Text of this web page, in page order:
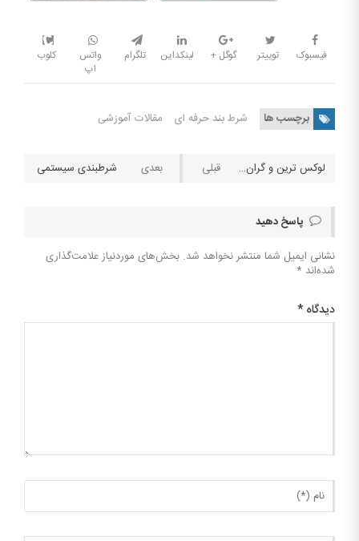
فیسبوک توییتر گوگل + لینکداین تلگرام
واتس
اپ
کلوب
برچسب ها شرط بند حرفه ای مقالات آموزشی
لوکس ترین و گران ترین کازینوی جهان شرطبندی سیستمی
پاسخ دهید
نشانی ایمیل شما منتشر نخواهد شد. بخش‌های موردنیاز علامت‌گذاری
شده‌اند *
دیدگاه *